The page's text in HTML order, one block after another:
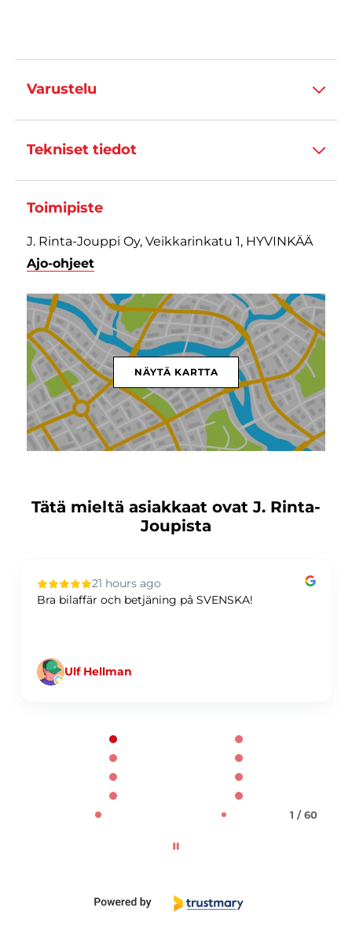
Varustelu
Tekniset tiedot
Toimipiste
J. Rinta-Jouppi Oy, Veikkarinkatu 1, HYVINKÄÄ
Ajo-ohjeet
NÄYTÄ KARTTA
Tätä mieltä asiakkaat ovat J. Rinta-
Joupista
21 hours ago
Bra bilaffär och betjäning på SVENSKA!
Ulf Hellman
1 / 60